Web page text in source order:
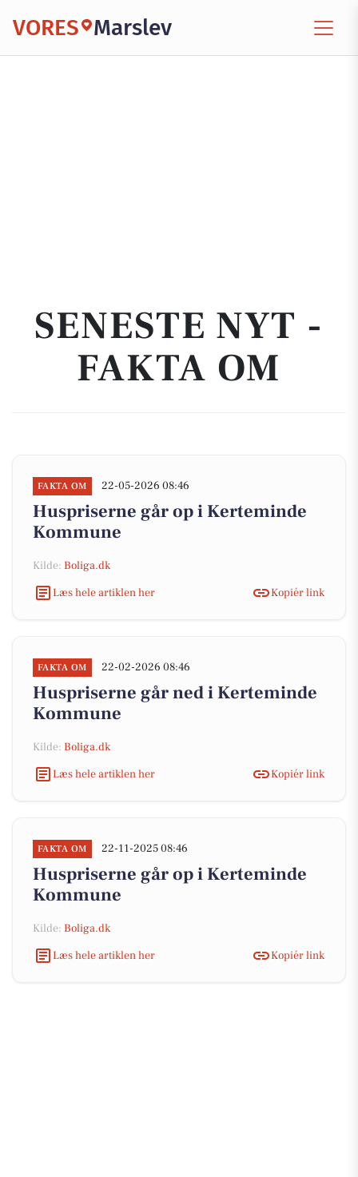
VORES Marslev
SENESTE NYT -
FAKTA OM
FAKTA OM 22-05-2026 08:46
Huspriserne går op i Kerteminde
Kommune
Kilde: Boliga.dk
Læs hele artiklen her
Kopiér link
FAKTA OM 22-02-2026 08:46
Huspriserne går ned i Kerteminde
Kommune
Kilde: Boliga.dk
Læs hele artiklen her
Kopiér link
FAKTA OM 22-11-2025 08:46
Huspriserne går op i Kerteminde
Kommune
Kilde: Boliga.dk
Læs hele artiklen her
Kopiér link